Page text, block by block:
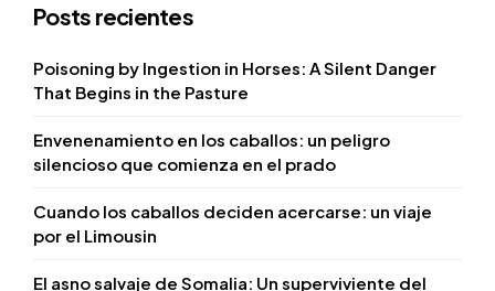
Posts recientes
Poisoning by Ingestion in Horses: A Silent Danger
That Begins in the Pasture
Envenenamiento en los caballos: un peligro
silencioso que comienza en el prado
Cuando los caballos deciden acercarse: un viaje
por el Limousin
El asno salvaje de Somalia: Un superviviente del